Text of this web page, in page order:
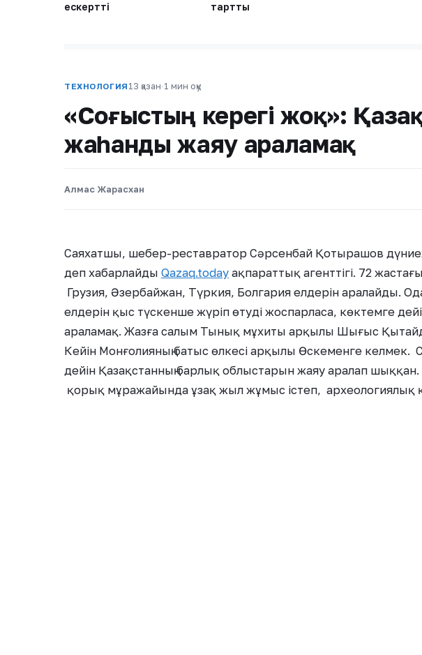
ескертті
тартты
ТЕХНОЛОГИЯ 13 қазан·1 мин оқу
«Соғыстың керегі жоқ»:
жаһанды жаяу араламақ
Алмас Жарасхан
Саяхатшы, шебер-реставратор Сәрсенбай Қотырашов
деп хабарлайды Qazaq.today ақпараттық агенттігі. 72
Грузия, Әзербайжан, Түркия, Болгария елдерін аралайды.
елдерін қыс түскенше жүріп өтуді жоспарласа, көктемге
араламақ. Жазға салым Тынық мұхиты арқылы Шығыс
Кейін Монғолияның батыс өлкесі арқылы Өскеменге келмек.
дейін Қазақстанның барлық облыстарын жаяу аралап шыққан.
қорық мұражайында ұзақ жыл жұмыс істеп, археологиялық